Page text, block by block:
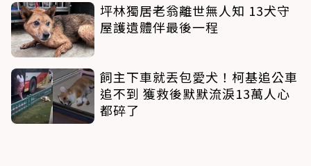
坪林獨居老翁離世無人知 13犬守
屋護遺體伴最後一程
飼主下車就丟包愛犬！柯基追公車
追不到 獲救後默默流淚13萬人心
都碎了